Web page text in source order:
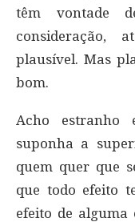
têm vontade
consideração,
plausível. Mas
bom.
Acho estranho
suponha a
quem quer que
que todo efeito
efeito de alguma